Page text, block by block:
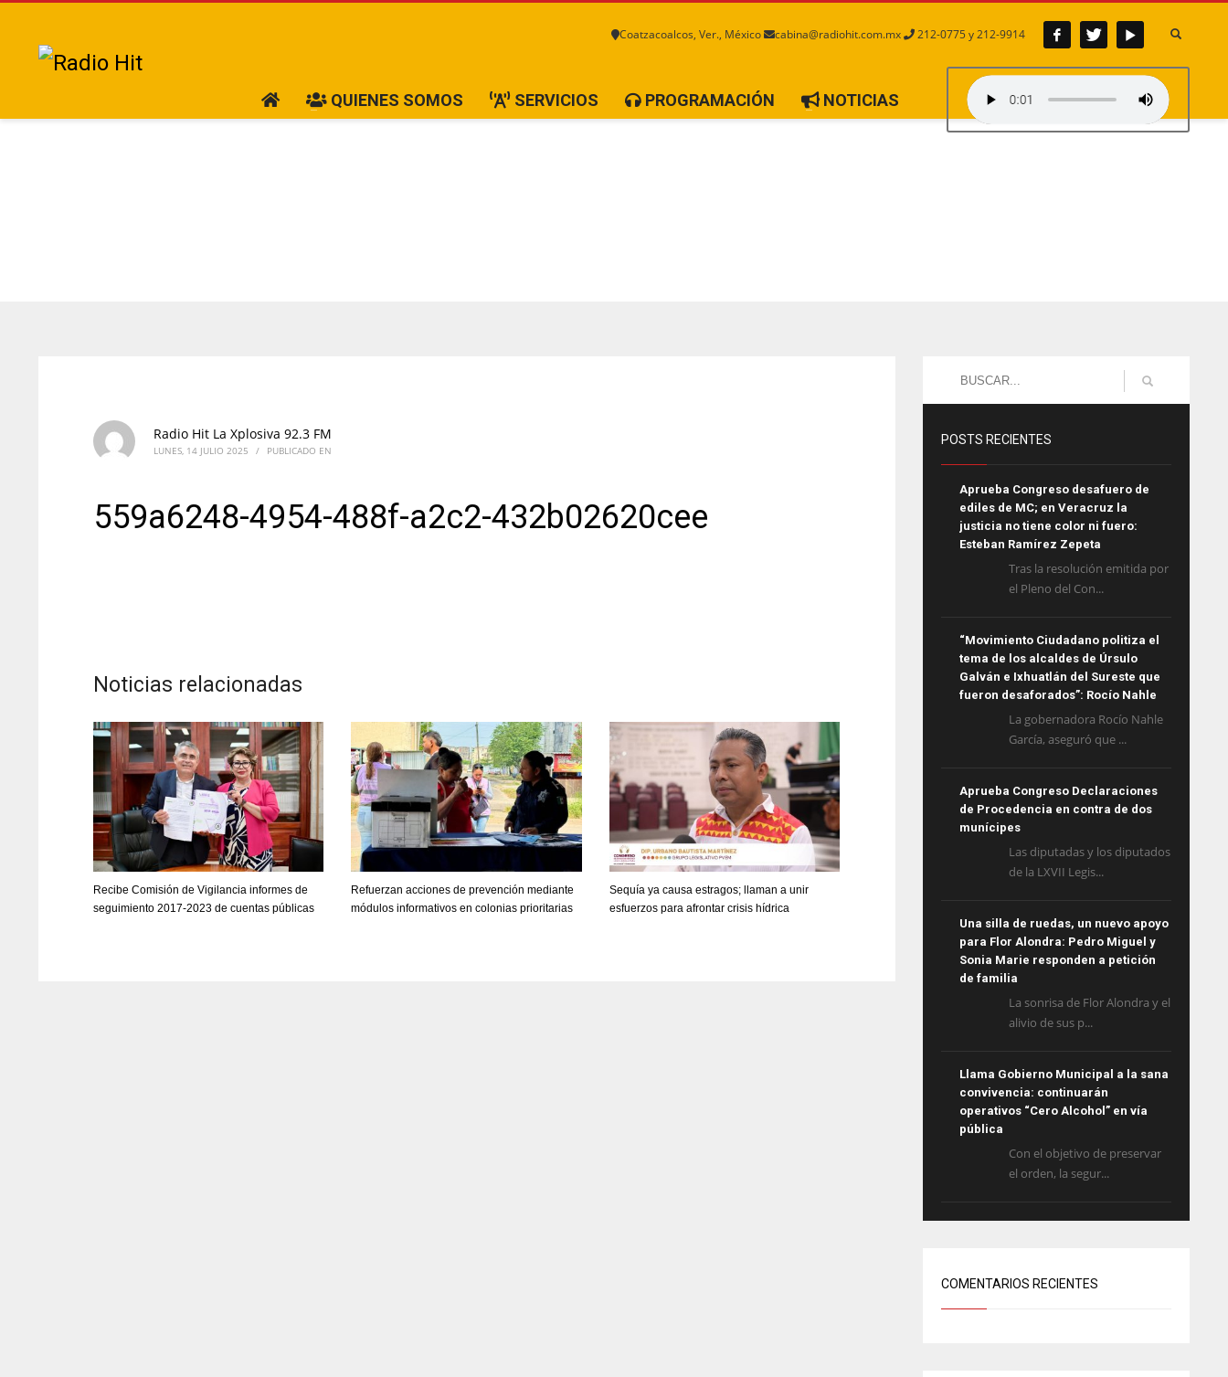
Coatzacoalcos, Ver., México cabina@radiohit.com.mx 212-0775 y 212-9914
QUIENES SOMOS SERVICIOS PROGRAMACIÓN NOTICIAS
Radio Hit La Xplosiva 92.3 FM
LUNES, 14 JULIO 2025 / PUBLICADO EN
559a6248-4954-488f-a2c2-432b02620cee
Noticias relacionadas
Recibe Comisión de Vigilancia informes de
seguimiento 2017-2023 de cuentas públicas
Refuerzan acciones de prevención mediante
módulos informativos en colonias prioritarias
Sequía ya causa estragos; llaman a unir
esfuerzos para afrontar crisis hídrica
POSTS RECIENTES
Aprueba Congreso desafuero de
ediles de MC; en Veracruz la
justicia no tiene color ni fuero:
Esteban Ramírez Zepeta
Tras la resolución emitida por
el Pleno del Con...
“Movimiento Ciudadano politiza el
tema de los alcaldes de Úrsulo
Galván e Ixhuatlán del Sureste que
fueron desaforados”: Rocío Nahle
La gobernadora Rocío Nahle
García, aseguró que ...
Aprueba Congreso Declaraciones
de Procedencia en contra de dos
munícipes
Las diputadas y los diputados
de la LXVII Legis...
Una silla de ruedas, un nuevo apoyo
para Flor Alondra: Pedro Miguel y
Sonia Marie responden a petición
de familia
La sonrisa de Flor Alondra y el
alivio de sus p...
Llama Gobierno Municipal a la sana
convivencia: continuarán
operativos “Cero Alcohol” en vía
pública
Con el objetivo de preservar
el orden, la segur...
COMENTARIOS RECIENTES